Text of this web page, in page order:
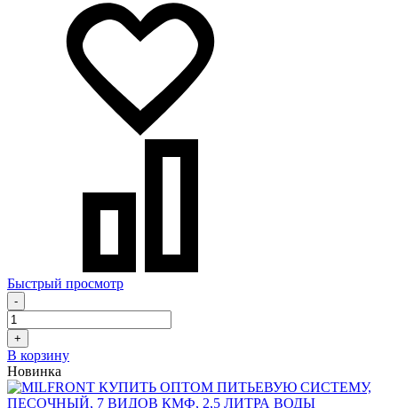
Быстрый просмотр
-
+
В корзину
Новинка